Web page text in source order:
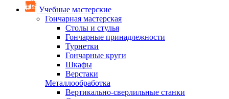
Учебные мастерские
Гончарная мастерская
Столы и стулья
Гончарные принадлежности
Турнетки
Гончарные круги
Шкафы
Верстаки
Металлообработка
Вертикально-сверлильные станки